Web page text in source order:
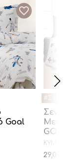
Goal
GOAT
KYMA
29,00